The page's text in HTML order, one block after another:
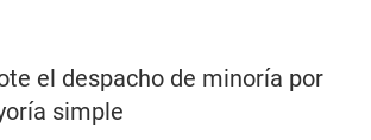
el despacho de minoría por
simple